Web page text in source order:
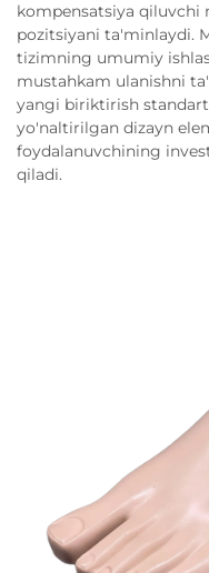
kompensatsiya
pozitsiyani ta'minlaydi.
tizimning umumiy
mustahkam ulanishni
yangi biriktirish
yo'naltirilgan dizayn
foydalanuvchining
qiladi.